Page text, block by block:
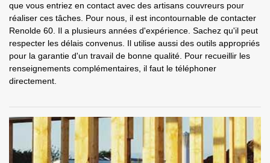
que vous entriez en contact avec des artisans couvreurs pour
réaliser ces tâches. Pour nous, il est incontournable de contacter
Renolde 60. Il a plusieurs années d'expérience. Sachez qu'il peut
respecter les délais convenus. Il utilise aussi des outils appropriés
pour la garantie d'un travail de bonne qualité. Pour recueillir les
renseignements complémentaires, il faut le téléphoner
directement.